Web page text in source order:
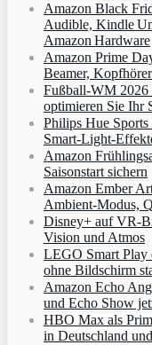
Amazon Black
Audible, Kindle
Amazon Hardware
Amazon Prime
Beamer,
Fußball-WM 2026
optimieren Sie Ihr
Philips Hue
Amazon
Saisonstart sichern
Amazon Ember
Ambient‑Modus,
Disney+ auf VR-
Vision und Atmos
LEGO Smart Play
ohne Bildschirm
Amazon Echo
und Echo Show
HBO Max als
in Deutschland